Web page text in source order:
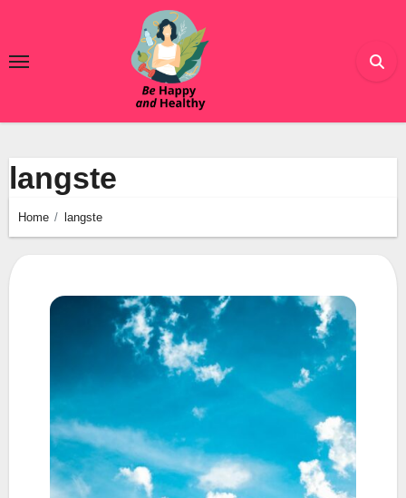
de
langste
Home langste